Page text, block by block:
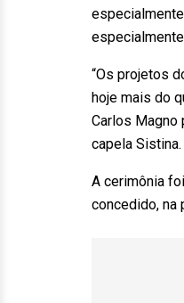
“Os projetos
hoje mais do
Carlos Magno
capela Sistina.
A cerimônia
concedido, na